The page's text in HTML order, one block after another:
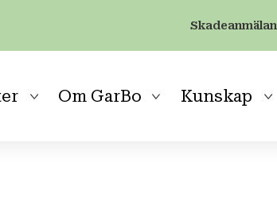
Skadeanmälan
Om GarBo Kunskap